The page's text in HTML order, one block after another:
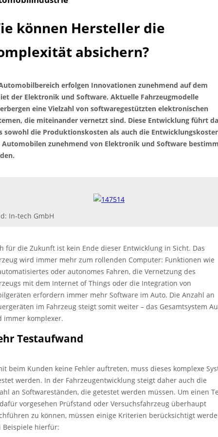
können Hersteller die
absichern?
erfolgen Innovationen zunehmend auf dem
der Elektronik und Software. Aktuelle Fahrzeugmodelle
eine Vielzahl von softwaregestützten elektronischen
die miteinander vernetzt sind. Diese Entwicklung führt
sowohl die Produktionskosten als auch die
Automobilen zunehmend von Elektronik und Software
In-tech GmbH
für die Zukunft ist kein Ende dieser Entwicklung in Sicht. Das
wird immer mehr zum rollenden Computer: Funktionen wie
oder autonomes Fahren, die Vernetzung des
mit dem Internet of Things oder die Integration von
erfordern immer mehr Software im Auto. Die Anzahl an
im Fahrzeug steigt somit weiter – das Gesamtsystem
immer komplexer.
Testaufwand
beim Kunden keine Fehler auftreten, muss dieses komplexe
werden. In der Fahrzeugentwicklung steigt daher auch die
an Softwareständen, die getestet werden müssen. Um einen
vorgesehen Prüfstand oder Versuchsfahrzeug überhaupt
zu können, müssen einige Kriterien berücksichtigt
Beispiele hierfür: